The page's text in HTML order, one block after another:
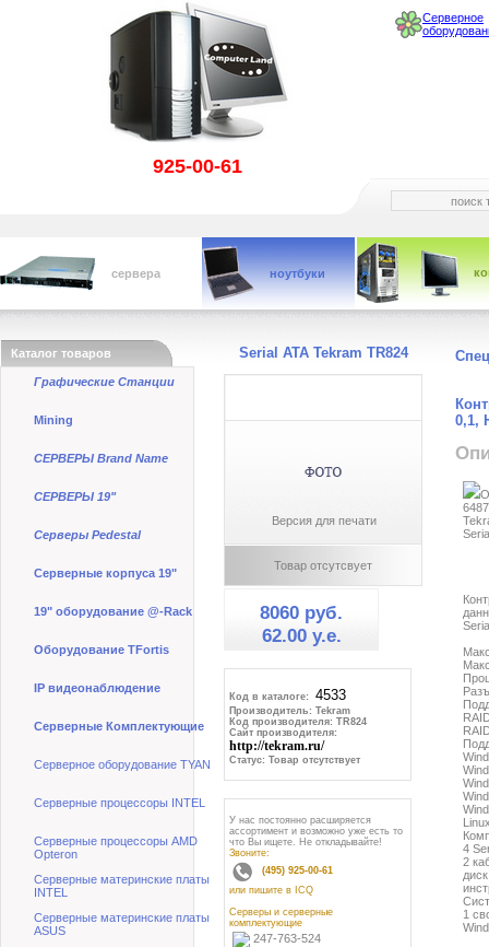
925-00-61
Серверное
сервера ноутбуки
Каталог товаров
Графические Станции
Mining
СЕРВЕРЫ Brand Name
СЕРВЕРЫ 19"
Серверы Pedestal
Серверные корпуса 19"
19" оборудование @-Rack
Оборудование TFortis
IP видеонаблюдение
Серверные Комплектующие
Серверное оборудование TYAN
Серверные процессоры INTEL
Серверные процессоры AMD
Opteron
Серверные материнские платы
INTEL
Серверные материнские платы
ASUS
Serial ATA Tekram TR824
Версия для печати
Товар отсутсвует
8060 руб.
62.00 y.e.
Код в каталоге:
Производитель: Tekram
Код производителя: TR824
Сайт производителя:
http://tekram.ru/
Статус: Товар отсутствует
У нас постоянно расширяется
ассортимент и возможно уже есть то
что Вы ищете. Не откладывайте!
Звоните:
(495) 925-00-61
или пишите в ICQ
Серверы и серверные
комплектующие
247-763-524
0,1,
6487
4
2
1